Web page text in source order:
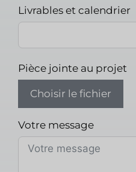
Livrables et calendrier
Pièce jointe au projet
Choisir le fichier
Votre message